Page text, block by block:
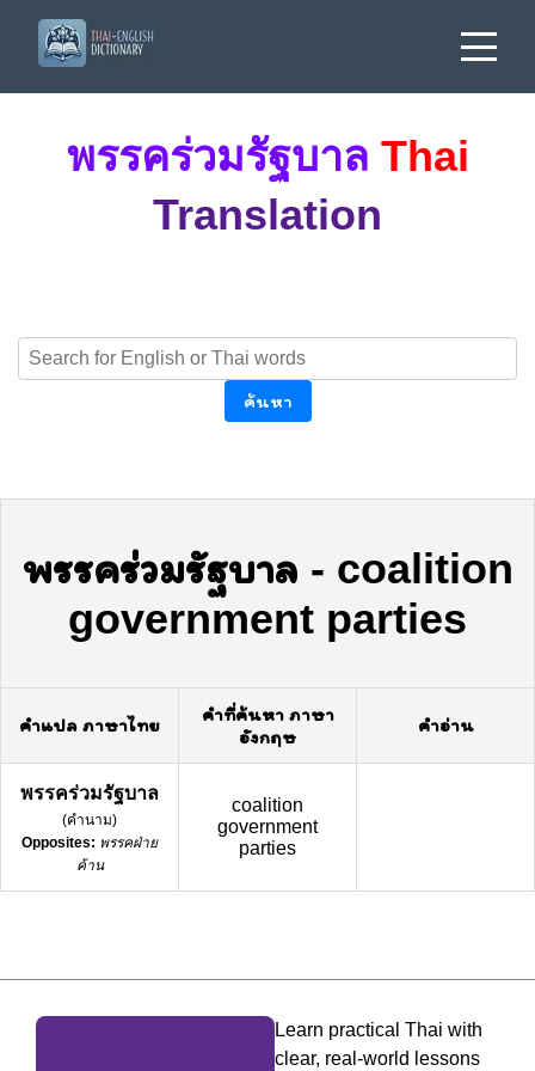
พรรคร่วมรัฐบาล Thai
Translation
ค้นหา
พรรคร่วมรัฐบาล - coalition
government parties
คำแปล ภาษาไทย
คำที่ค้นหา ภาษา
อังกฤษ
คำอ่าน
พรรคร่วมรัฐบาล
(คำนาม)
Opposites: พรรคฝ่าย
ค้าน
coalition
government
parties
Learn practical Thai with
clear, real-world lessons